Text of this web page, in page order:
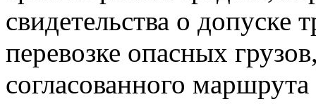
свидетельства о допуске
перевозке опасных
согласованного